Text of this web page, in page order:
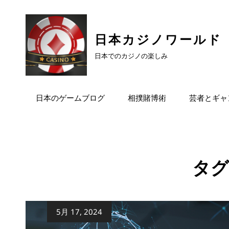
日本カジノワールド
日本でのカジノの楽しみ
日本のゲームブログ 相撲賭博術 芸者とギ
タ
5月 17, 2024